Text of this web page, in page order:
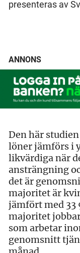
presenteras av
ANNONS
Den här
löner jämförs i
likvärdiga när
ansträngning
det är
majoritet är
jämfört med 33
majoritet
som arbetar
genomsnitt